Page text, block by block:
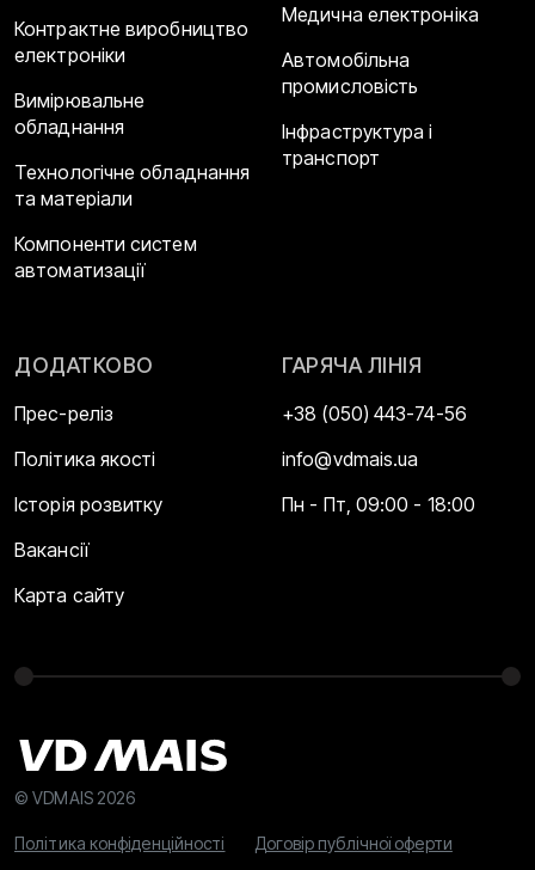
Контрактне виробництво
електроніки
Вимірювальне
обладнання
Технологічне обладнання
та матеріали
Компоненти систем
автоматизації
Медична електроніка
Автомобільна
промисловість
Інфраструктура і
транспорт
ДОДАТКОВО
Прес-реліз
Політика якості
Історія розвитку
Вакансії
Карта сайту
ГАРЯЧА ЛІНІЯ
+38 (050) 443-74-56
info@vdmais.ua
Пн - Пт, 09:00 - 18:00
© VDMAIS 2026
Політика конфіденційності Договір публічної оферти